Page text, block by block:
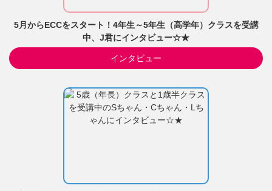
5月からECCをスタート！4年生～5年生（高学年）クラスを受講
中、J君にインタビュー☆★
インタビュー